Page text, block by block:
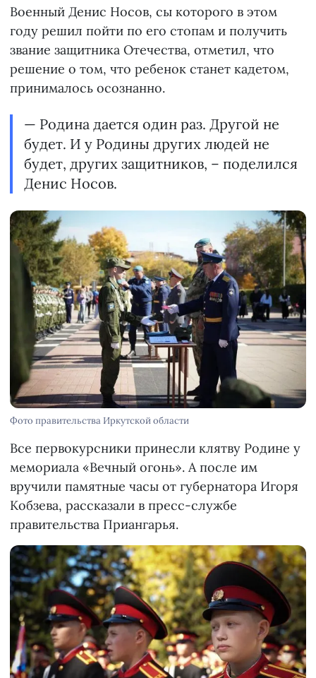
Военный Денис Носов, сы которого в этом
году решил пойти по его стопам и получить
звание защитника Отечества, отметил, что
решение о том, что ребенок станет кадетом,
принималось осознанно.
— Родина дается один раз. Другой не
будет. И у Родины других людей не
будет, других защитников, – поделился
Денис Носов.
Фото правительства Иркутской области
Все первокурсники принесли клятву Родине у
мемориала «Вечный огонь». А после им
вручили памятные часы от губернатора Игоря
Кобзева, рассказали в пресс-службе
правительства Приангарья.